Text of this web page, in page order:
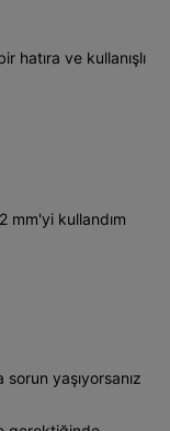
hatıra ve kullanışlı
mm'yi kullandım
yaşıyorsanız